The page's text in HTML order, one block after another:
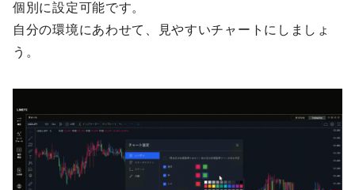
個別に設定可能です。
自分の環境にあわせて、見やすいチャートにしましょ
う。